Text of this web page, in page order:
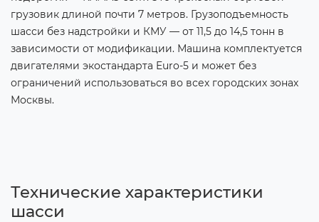
грузовик длиной почти 7 метров. Грузоподъемность
шасси без надстройки и КМУ — от 11,5 до 14,5 тонн в
зависимости от модификации. Машина комплектуется
двигателями экостандарта Euro-5 и может без
ограничений использоваться во всех городских зонах
Москвы.
Технические характеристики
шасси